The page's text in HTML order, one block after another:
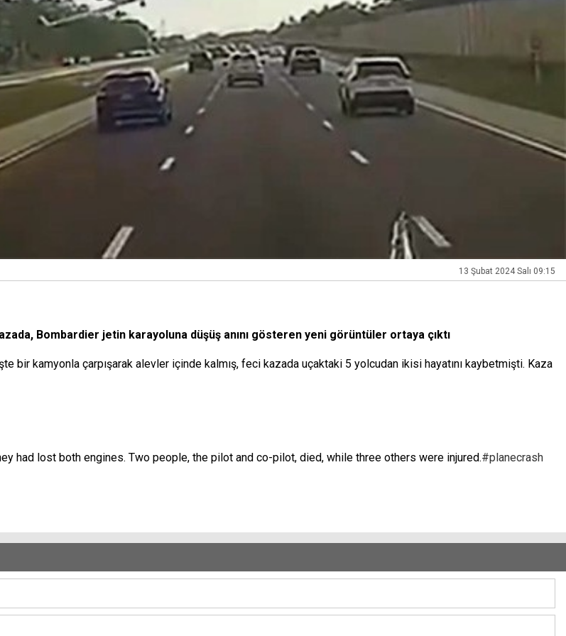
13 Şubat 2024 Salı 09:15
Bombardier jetin karayoluna düşüş anını gösteren yeni görüntüler ortaya çıktı
bir kamyonla çarpışarak alevler içinde kalmış, feci kazada uçaktaki 5 yolcudan ikisi hayatını kaybetmişti. Kaza
had lost both engines. Two people, the pilot and co-pilot, died, while three others were injured.#planecrash